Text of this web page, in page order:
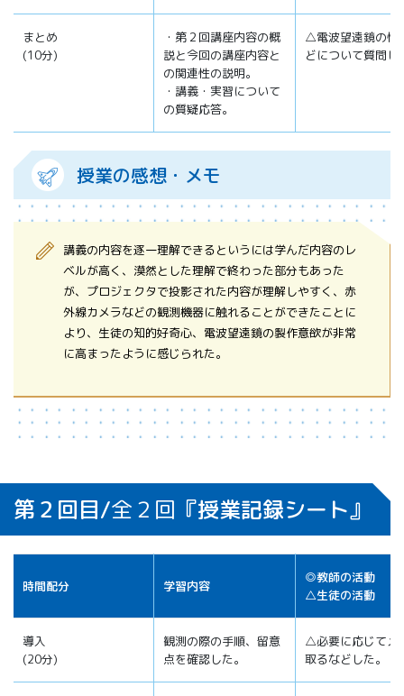
まとめ
(10分)
・第２回講座内容の概
説と今回の講座内容と
の関連性の説明。
・講義・実習について
の質疑応答。
△電波望遠鏡の性
どについて質問し
授業の感想・メモ
講義の内容を逐一理解できるというには学んだ内容のレ
ベルが高く、漠然とした理解で終わった部分もあった
が、プロジェクタで投影された内容が理解しやすく、赤
外線カメラなどの観測機器に触れることができたことに
より、生徒の知的好奇心、電波望遠鏡の製作意欲が非常
に高まったように感じられた。
第２回目/全２回 『授業記録シート』
時間配分 学習内容
◎教師の活動
△生徒の活動
導入
(20分)
観測の際の手順、留意
点を確認した。
△必要に応じてメ
取るなどした。